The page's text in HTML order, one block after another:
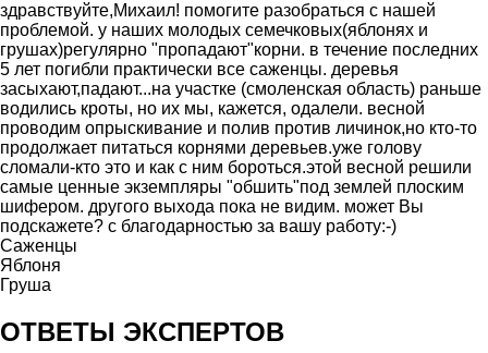
здравствуйте,Михаил! помогите разобраться с нашей
проблемой. у наших молодых семечковых(яблонях и
грушах)регулярно "пропадают"корни. в течение последних
5 лет погибли практически все саженцы. деревья
засыхают,падают...на участке (смоленская область) раньше
водились кроты, но их мы, кажется, одалели. весной
проводим опрыскивание и полив против личинок,но кто-то
продолжает питаться корнями деревьев.уже голову
сломали-кто это и как с ним бороться.этой весной решили
самые ценные экземпляры "обшить"под землей плоским
шифером. другого выхода пока не видим. может Вы
подскажете? с благодарностью за вашу работу:-)
Саженцы
Яблоня
Груша
ОТВЕТЫ ЭКСПЕРТОВ